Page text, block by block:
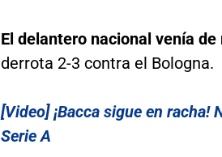
El delantero nacional venía de
derrota 2-3 contra el Bologna.
[Video] ¡Bacca sigue en
Serie A